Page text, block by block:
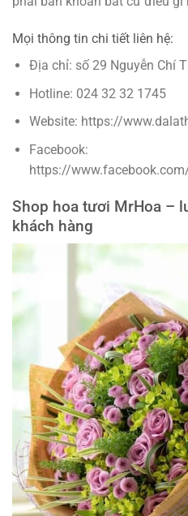
Mọi thông tin chi tiết liên hệ:
Địa chỉ: số 29 Nguyễn Chí
Hotline: 024 32 32 1745
Website: https://
Facebook:
https://
Shop hoa tươi MrHoa –
khách hàng